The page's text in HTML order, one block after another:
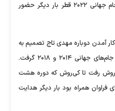
تعیین سرمربی نهایی خود برای جام جهانی ۲۰۲۲ قطر بار دیگر حضور
آمدن دوباره مهدی تاج تصمیم به
استفاده از فرمول مربوط به ادوار جام‌های جهانی ۲۰۱۴ و ۲۰۱۸ گرفت.
رفت تا کی‌روش که دوره هشت
فراوان همراه بود بار دیگر هدایت